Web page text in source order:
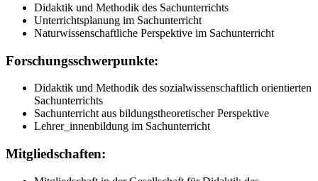
Didaktik und Methodik des Sachunterrichts
Unterrichtsplanung im Sachunterricht
Naturwissenschaftliche Perspektive im Sachunterricht
Forschungsschwerpunkte:
Didaktik und Methodik des sozialwissenschaftlich orientierten
Sachunterrichts
Sachunterricht aus bildungstheoretischer Perspektive
Lehrer_innenbildung im Sachunterricht
Mitgliedschaften: